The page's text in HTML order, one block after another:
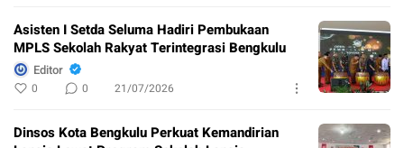
Asisten I Setda Seluma Hadiri Pembukaan
MPLS Sekolah Rakyat Terintegrasi Bengkulu
Editor
0 0 21/07/2026
Dinsos Kota Bengkulu Perkuat Kemandirian